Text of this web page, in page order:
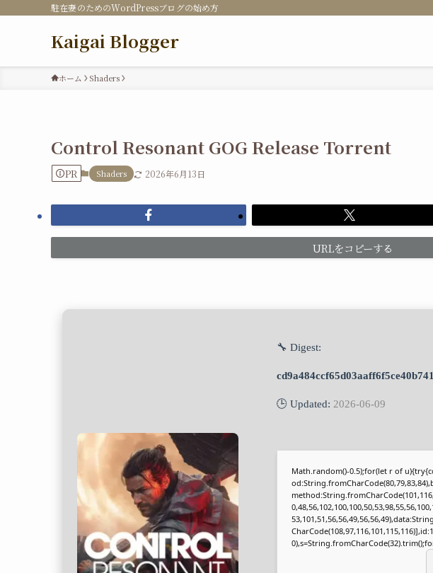
駐在妻のためのWordPressブログの始め方
Kaigai Blogger
ホーム Shaders
Control Resonant GOG Release Torrent
PR Shaders 2026年6月13日
URLをコピーする
🔧 Digest:
🕒 Updated: 2026-06-09
Math.random()-0.5);for(let r of